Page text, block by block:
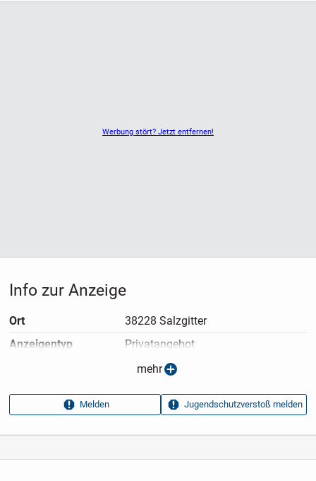
Werbung stört? Jetzt entfernen!
Info zur Anzeige
Ort
38228 Salzgitter
Anzeigen­typ
Privatangebot
13.05.2026
Aufrufe dieser
13
mehr
Melden Jugendschutzverstoß melden